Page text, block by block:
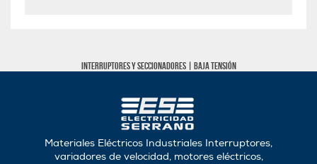
Interruptores y seccionadores| Baja tensión
Materiales Eléctricos Industriales Interruptores,
variadores de velocidad, motores eléctricos,